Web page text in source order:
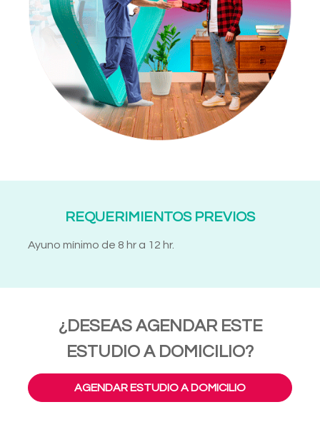
REQUERIMIENTOS PREVIOS
Ayuno mínimo de 8 hr a 12 hr.
¿DESEAS AGENDAR ESTE
ESTUDIO A DOMICILIO?
AGENDAR ESTUDIO A DOMICILIO